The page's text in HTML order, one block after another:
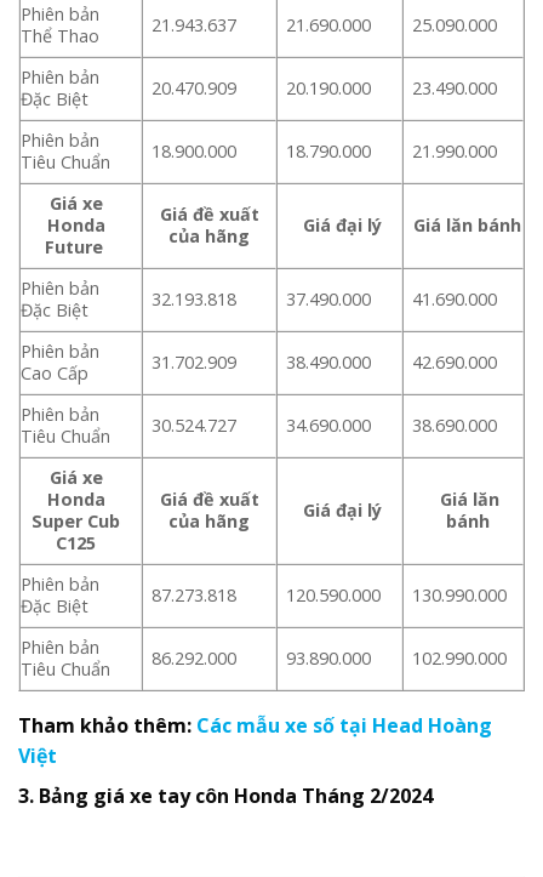
Phiên bản
Thể Thao
21.943.637 21.690.000 25.090.000
Phiên bản
Đặc Biệt
20.470.909 20.190.000 23.490.000
Phiên bản
Tiêu Chuẩn
18.900.000 18.790.000 21.990.000
Giá xe
Honda
Future
Giá đề xuất
của hãng
Giá đại lý Giá lăn bánh
Phiên bản
Đặc Biệt
32.193.818 37.490.000 41.690.000
Phiên bản
Cao Cấp
31.702.909 38.490.000 42.690.000
Phiên bản
Tiêu Chuẩn
30.524.727 34.690.000 38.690.000
Giá xe
Honda
Super Cub
C125
Giá đề xuất
của hãng
Giá đại lý
Giá lăn
bánh
Phiên bản
Đặc Biệt
87.273.818 120.590.000 130.990.000
Phiên bản
Tiêu Chuẩn
86.292.000 93.890.000 102.990.000
Tham khảo thêm: Các mẫu xe số tại Head Hoàng
Việt
3. Bảng giá xe tay côn Honda Tháng 2/2024